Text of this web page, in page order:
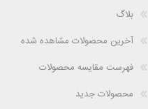
بلاگ
آخرین محصولات مشاهده شده
فهرست مقایسه محصولات
محصولات جدید